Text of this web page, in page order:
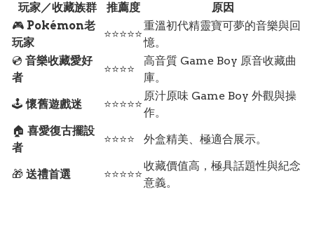
玩家／收藏族群
推薦度
原因
🎮 Pokémon老
玩家
⭐⭐⭐⭐⭐
重溫初代精靈寶可夢的音樂與回
憶。
💿 音樂收藏愛好
者
⭐⭐⭐⭐
高音質 Game Boy 原音收藏曲
庫。
🕹️懷舊遊戲迷 ⭐⭐⭐⭐⭐
原汁原味 Game Boy 外觀與操
作。
🏠 喜愛復古擺設
者
⭐⭐⭐⭐ 外盒精美、極適合展示。
🎁 送禮首選 ⭐⭐⭐⭐⭐
收藏價值高，極具話題性與紀念
意義。